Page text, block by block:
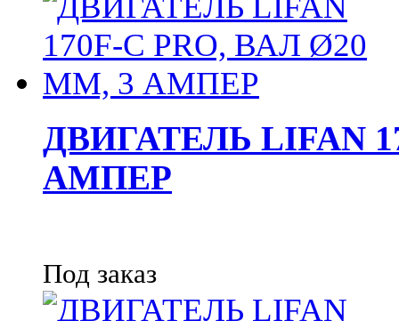
ДВИГАТЕЛЬ LIFAN
АМПЕР
Под заказ